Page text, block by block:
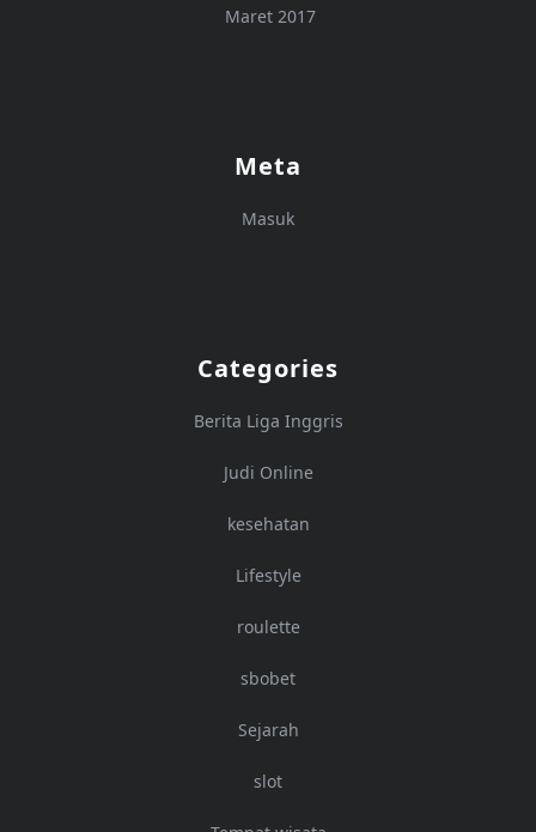
Maret 2017
Meta
Masuk
Categories
Berita Liga Inggris
Judi Online
kesehatan
Lifestyle
roulette
sbobet
Sejarah
slot